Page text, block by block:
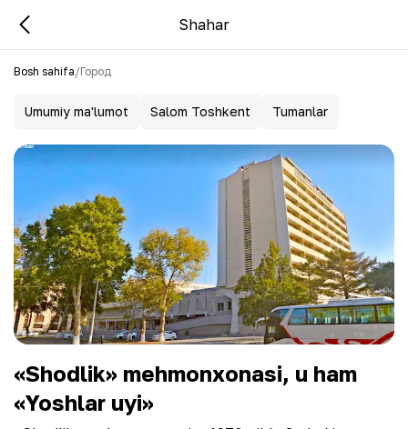
Shahar
Bosh sahifa/Город
Umumiy ma'lumot Salom Toshkent Tumanlar
«Shodlik» mehmonxonasi, u ham
«Yoshlar uyi»